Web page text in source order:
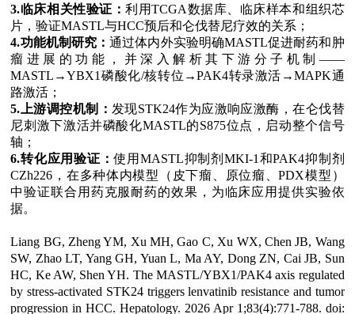
3.临床相关性验证：利用TCGA数据库、临床样本和组织芯
片，验证MASTL与HCC预后和仑伐替尼疗效的关系；
4.功能机制研究：通过体内外实验明确MASTL促进耐药和肿
瘤进展的功能，并深入解析其下游分子机制 ——
MASTL→YBX1 磷酸化/核转位 →PAK4转录激活 →MAPK通
路激活；
5. 上游调控机制： 发现STK24作为应激响应激酶，在仑伐替
尼刺激下激活并磷酸化MASTL的S875位点，启动整个信号
轴；
6.转化应用验证：使用 MASTL抑制剂 MKI-1 和PAK4抑制剂
CZh226 ，在多种体内模型（皮下瘤、原位瘤、PDX模型）
中验证联合用药克服耐药的效果，为临床应用提供实验依
据。
Liang BG, Zheng YM, Xu MH, Gao C, Xu WX, Chen JB, Wang
SW, Zhao LT, Yang GH, Yuan L, Ma AY, Dong ZN, Cai JB, Sun
HC, Ke AW, Shen YH. The MASTL/YBX1/PAK4 axis regulated
by stress-activated STK24 triggers lenvatinib resistance and tumor
progression in HCC. Hepatology. 2026 Apr 1;83(4):771-788. doi: